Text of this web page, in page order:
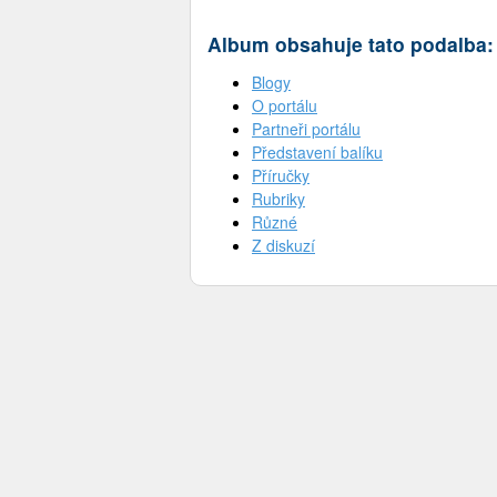
Album obsahuje tato podalba:
Blogy
O portálu
Partneři portálu
Představení balíku
Příručky
Rubriky
Různé
Z diskuzí